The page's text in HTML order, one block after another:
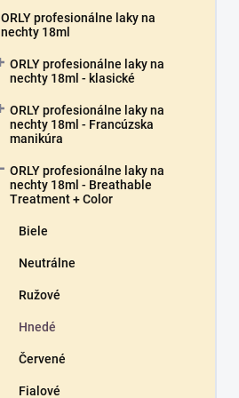
ORLY profesionálne laky na
nechty 18ml
ORLY profesionálne laky na
nechty 18ml - klasické
ORLY profesionálne laky na
nechty 18ml - Francúzska
manikúra
ORLY profesionálne laky na
nechty 18ml - Breathable
Treatment + Color
Biele
Neutrálne
Ružové
Hnedé
Červené
Fialové